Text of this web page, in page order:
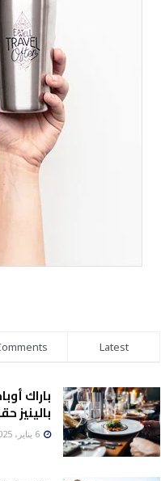
Latest
باراك
بالينيز